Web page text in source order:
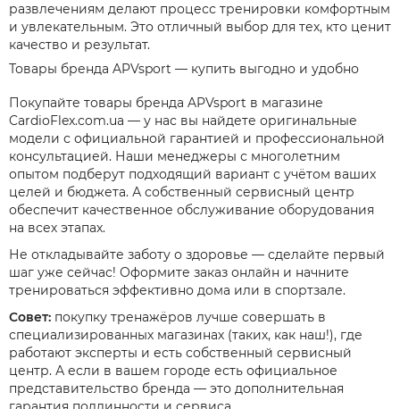
развлечениям делают процесс тренировки комфортным
и увлекательным. Это отличный выбор для тех, кто ценит
качество и результат.
Товары бренда APVsport — купить выгодно и удобно
Покупайте товары бренда APVsport в магазине
CardioFlex.com.ua — у нас вы найдете оригинальные
модели с официальной гарантией и профессиональной
консультацией. Наши менеджеры с многолетним
опытом подберут подходящий вариант с учётом ваших
целей и бюджета. А собственный сервисный центр
обеспечит качественное обслуживание оборудования
на всех этапах.
Не откладывайте заботу о здоровье — сделайте первый
шаг уже сейчас! Оформите заказ онлайн и начните
тренироваться эффективно дома или в спортзале.
Совет: покупку тренажёров лучше совершать в
специализированных магазинах (таких, как наш!), где
работают эксперты и есть собственный сервисный
центр. А если в вашем городе есть официальное
представительство бренда — это дополнительная